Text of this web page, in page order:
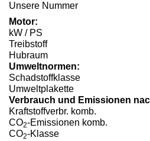
Unsere Nummer
Motor:
kW / PS
Treibstoff
Hubraum
Umweltnormen:
Schadstoffklasse
Umweltplakette
Verbrauch und Emissionen
Kraftstoffverbr. komb.
CO2-Emissionen komb.
CO2-Klasse